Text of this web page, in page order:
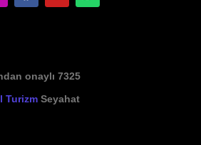
onaylı 7325
Turizm Seyahat